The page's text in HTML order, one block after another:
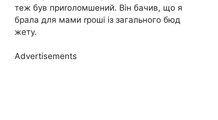
теж був приrоломшений. Він бачив, що я
брала для мами rроші із загального бюд
жету.
Advertisements